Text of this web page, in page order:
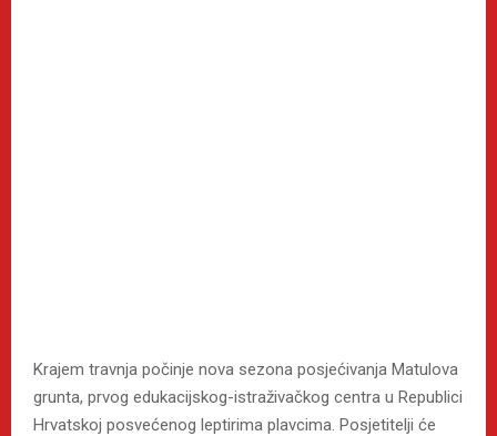
Krajem travnja počinje nova sezona posjećivanja Matulova
grunta, prvog edukacijskog-istraživačkog centra u Republici
Hrvatskoj posvećenog leptirima plavcima. Posjetitelji će